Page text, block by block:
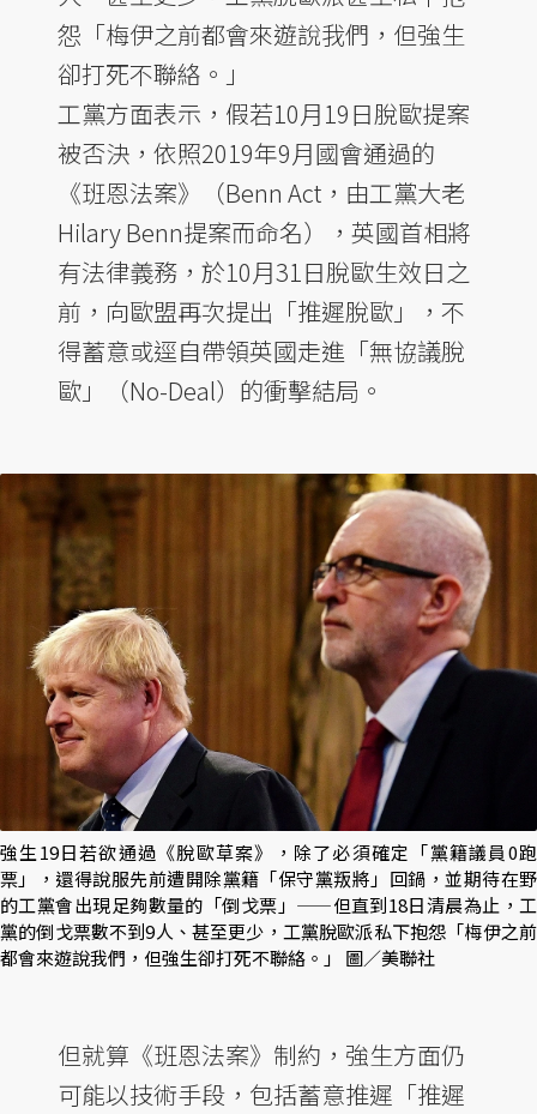
怨「梅伊之前都會來遊說我們，但強生
卻打死不聯絡。」
工黨方面表示，假若10月19日脫歐提案
被否決，依照2019年9月國會通過的
《班恩法案》（Benn Act，由工黨大老
Hilary Benn提案而命名），英國首相將
有法律義務，於10月31日脫歐生效日之
前，向歐盟再次提出「推遲脫歐」，不
得蓄意或逕自帶領英國走進「無協議脫
歐」（No-Deal）的衝擊結局。
強生19日若欲通過《脫歐草案》，除了必須確定「黨籍議員0跑
票」，還得說服先前遭開除黨籍「保守黨叛將」回鍋，並期待在野
的工黨會出現足夠數量的「倒戈票」——但直到18日清晨為止，工
黨的倒戈票數不到9人、甚至更少，工黨脫歐派私下抱怨「梅伊之前
都會來遊說我們，但強生卻打死不聯絡。」 圖／美聯社
但就算《班恩法案》制約，強生方面仍
可能以技術手段，包括蓄意推遲「推遲